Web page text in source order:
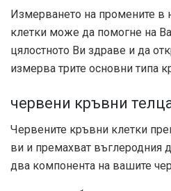
Измерването на промените в
клетки може да помогне на
цялостното Ви здраве и да
измерва трите основни типа
червени кръвни
Червените кръвни клетки
ви и премахват въглеродния
два компонента на вашите